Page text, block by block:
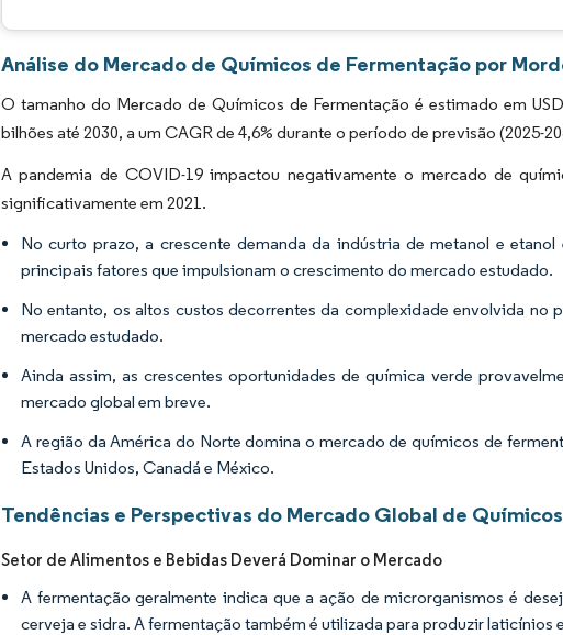
Análise do Mercado de Químicos de Fermentação por
O tamanho do Mercado de Químicos de Fermentação é estimado em
bilhões até 2030, a um CAGR de 4,6% durante o período de previsão (2025-
A pandemia de COVID-19 impactou negativamente o mercado de
significativamente em 2021.
No curto prazo, a crescente demanda da indústria de metanol e
principais fatores que impulsionam o crescimento do mercado estudado.
No entanto, os altos custos decorrentes da complexidade envolvida
mercado estudado.
Ainda assim, as crescentes oportunidades de química verde
mercado global em breve.
A região da América do Norte domina o mercado de químicos de
Estados Unidos, Canadá e México.
Tendências e Perspectivas do Mercado Global de
Setor de Alimentos e Bebidas Deverá Dominar o Mercado
A fermentação geralmente indica que a ação de microrganismos é
cerveja e sidra. A fermentação também é utilizada para produzir laticínios